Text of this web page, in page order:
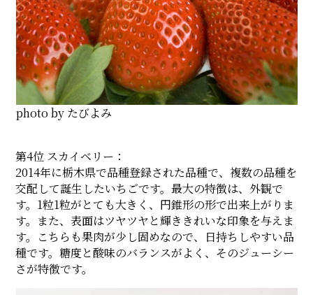
photo by たびよみ
第4位 スカイベリー：
2014年に栃木県で品種登録された品種で、複数の品種を
交配して誕生したいちごです。最大の特徴は、外観で
す。1粒1粒がとても大きく、円錐形の形で出来上がりま
す。また、表面はツヤツヤと輝ききれいな印象を与えま
す。こちらも果肉が少し固めなので、日持ちしやすい品
種です。糖度と酸味のバランスがよく、そのジューシー
さが特徴です。